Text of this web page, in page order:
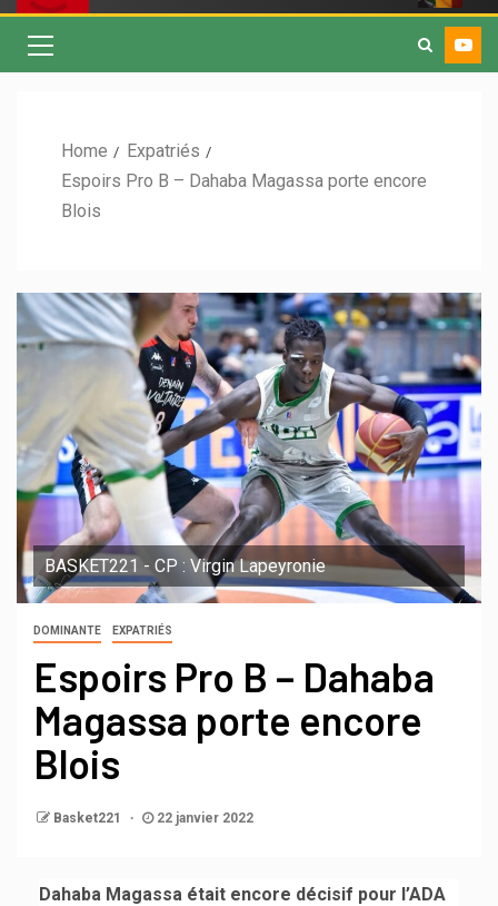
Home
Expatriés
Espoirs Pro B – Dahaba Magassa porte encore
Blois
BASKET221 - CP : Virgin Lapeyronie
DOMINANTE EXPATRIÉS
Espoirs Pro B – Dahaba
Magassa porte encore
Blois
Basket221 22 janvier 2022
Dahaba Magassa était encore décisif pour l’ADA